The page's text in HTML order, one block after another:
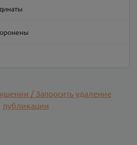
/ Запросить удаление
публикации